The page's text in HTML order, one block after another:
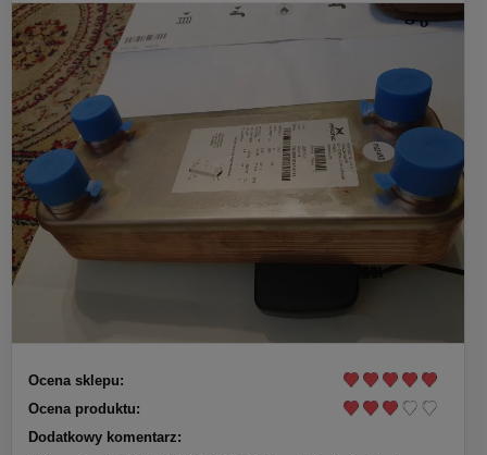
Ocena sklepu:
Ocena produktu:
Dodatkowy komentarz: